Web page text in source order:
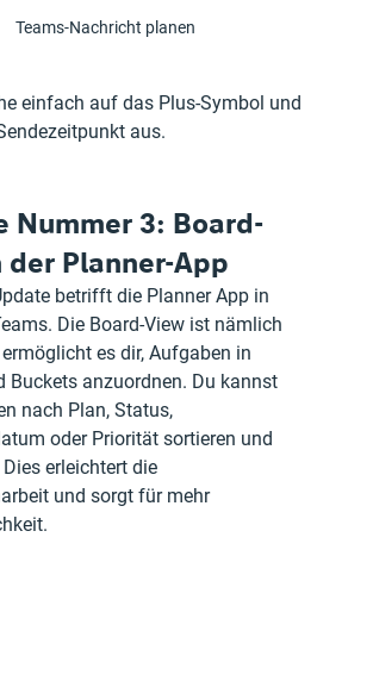
Teams-Nachricht planen
einfach auf das Plus-Symbol und
aus.
Nummer 3: Board-
der Planner-App
betrifft die Planner App in
Die Board-View ist nämlich
es dir, Aufgaben in
Buckets anzuordnen. Du kannst
nach Plan, Status,
oder Priorität sortieren und
erleichtert die
und sorgt für mehr